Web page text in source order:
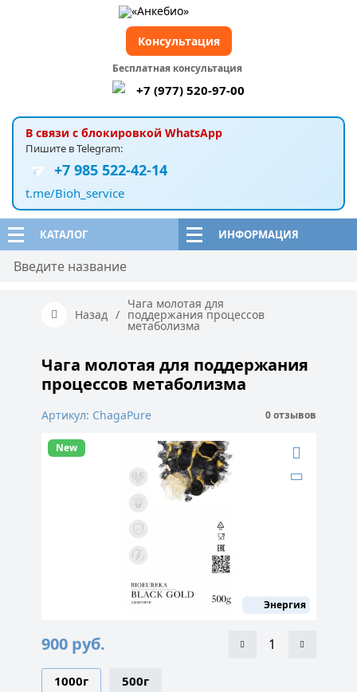
КАТАЛОГ ИНФОРМАЦИЯ
В связи с блокировкой WhatsApp
Пишите в Telegram:
+7 985 522-42-14
t.me/Bioh_service
Бесплатная консультация
+7 (977) 520-97-00
Консультация
Назад /
Чага молотая для
поддержания процессов
метаболизма
Чага молотая для поддержания
процессов метаболизма
Артикул: ChagaPure 0 отзывов
Энергия
New
1000г 500г
900 руб.